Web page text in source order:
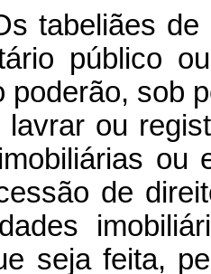
tabeliães
público
poderão, sob
lavrar ou
de
seja feita,